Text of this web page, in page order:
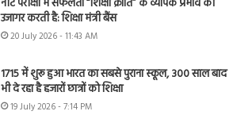
उजागर करती है: शिक्षा मंत्री बैंस
20 July 2026 - 11:43 AM
1715 में शुरू हुआ भारत का सबसे पुराना स्कूल, 300 साल बाद
भी दे रहा है हजारों छात्रों को शिक्षा
19 July 2026 - 7:14 PM